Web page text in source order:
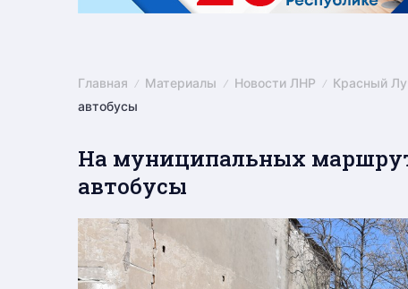
Главная Материалы Новости ЛНР Красный
автобусы
На муниципальных
автобусы